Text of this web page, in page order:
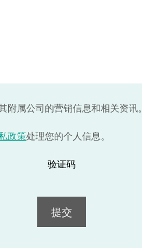
属公司的营销信息和相关资讯。
政策处理您的个人信息。
验证码
提交